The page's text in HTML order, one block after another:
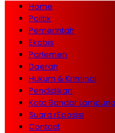
Home
Politik
Pemerintah
Ekobis
Parlemen
Daerah
Hukum & Kriminal
Pendidikan
Kota Bandar Lampung
Suara rEposisi
Contact